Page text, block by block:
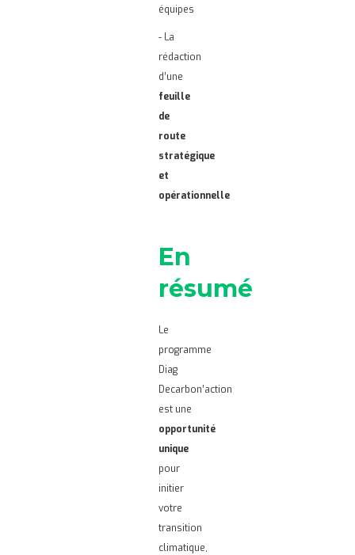
équipes
- La
rédaction
d’une
feuille
de
route
stratégique
et
opérationnelle
En
résumé
Le
programme
Diag
Decarbon’action
est une
opportunité
unique
pour
initier
votre
transition
climatique,